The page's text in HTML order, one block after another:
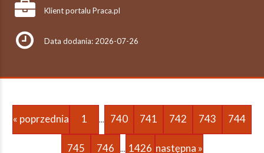
Klient portalu Praca.pl
Data dodania: 2026-07-26
« poprzednia 1 ... 740 741 742 743 744
745 746 ... 1426 następna »